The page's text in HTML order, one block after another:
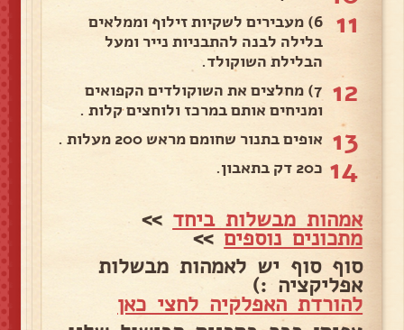
11
6) מעבירים לשקיות זילוף וממלאים
בלילה לבנה להתבניות נייר ומעל
הבלילת השוקולד.
12
7) מחלצים את השוקולדים הקפואים
ומניחים אותם במרכז ולוחצים קלות .
13 אופים בתנור שחומם מראש 200 מעלות .
14 כ20 דק בתאבון.
אמהות מבשלות ביחד >>
מתכונים נוספים>>
סוף סוף יש לאמהות מבשלות
אפליקציה :)
להורדת האפלקיה לחצי כאן